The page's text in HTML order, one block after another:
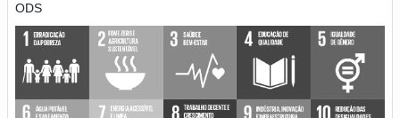
ODS